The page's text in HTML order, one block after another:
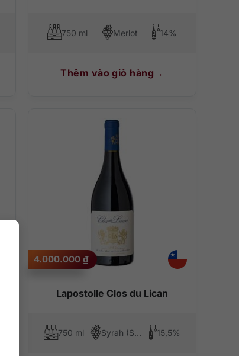
750 ml Merlot 14%
Thêm vào giỏ hàng
Lapostolle Clos du Lican
4.000.000 ₫
750 ml Syrah (Shiraz) 15,5%